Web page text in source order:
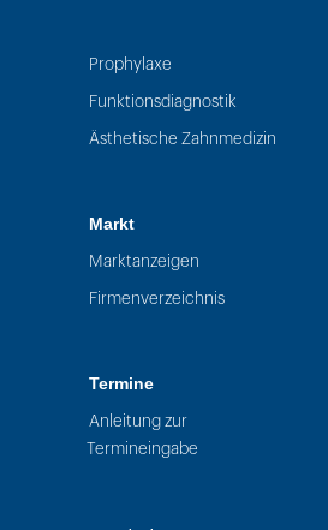
Prophylaxe
Funktionsdiagnostik
Ästhetische Zahnmedizin
Markt
Marktanzeigen
Firmenverzeichnis
Termine
Anleitung zur
Termineingabe